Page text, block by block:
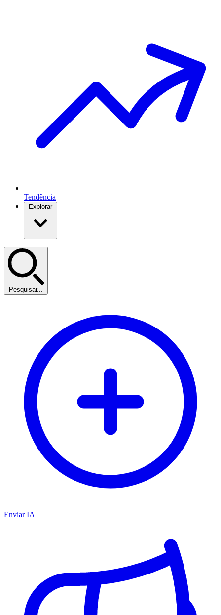
Tendência
Explorar
Pesquisar...
Enviar IA